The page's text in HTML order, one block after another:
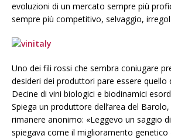
evoluzioni di un mercato sempre più
sempre più competitivo, selvaggio,
Uno dei fili rossi che sembra coniugare
desideri dei produttori pare essere quello
Decine di vini biologici e biodinamici
Spiega un produttore dell’area del
rimanere anonimo: «Leggevo un saggio
spiegava come il miglioramento genetico